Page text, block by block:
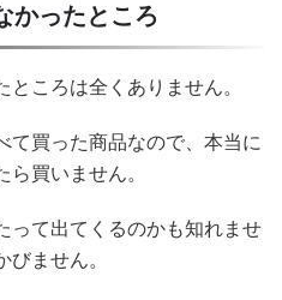
かったところ
ころは全くありません。
て買った商品なので、本当に
買いません。
って出てくるのかも知れませ
ません。